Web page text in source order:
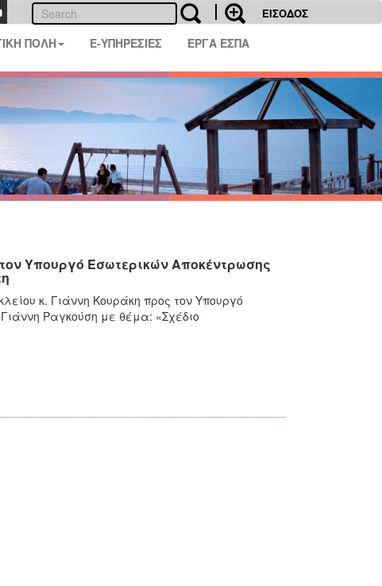
ΕΙΣΟΔΟΣ
ΠΟΛΗ E-ΥΠΗΡΕΣΙΕΣ ΕΡΓΑ ΕΣΠΑ
Υπουργό Εσωτερικών Αποκέντρωσης
κ. Γιάννη Κουράκη προς τον Υπουργό
Ραγκούση με θέμα: «Σχέδιο